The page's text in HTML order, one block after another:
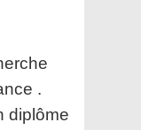
.
diplôme